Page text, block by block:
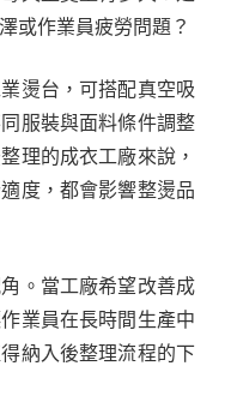
或作業員疲勞問題？
燙台，可搭配真空吸
服裝與面料條件調整
理的成衣工廠來說，
度，都會影響整燙品
。當工廠希望改善成
業員在長時間生產中
納入後整理流程的下